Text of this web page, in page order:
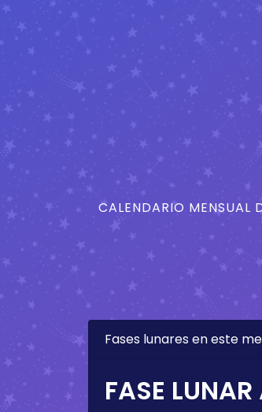
CALENDARIO MENSUAL
Fases lunares en este
FASE